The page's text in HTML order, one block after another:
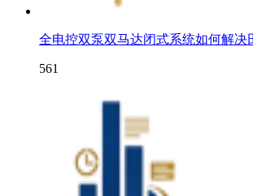
全电控双泵双马达闭式系统如何解决
561